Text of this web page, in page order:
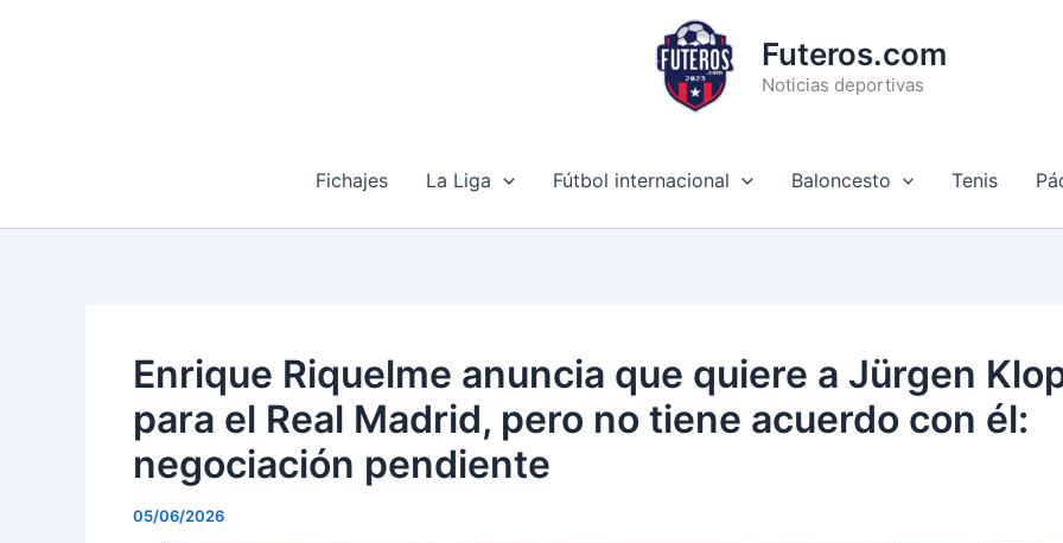
Futeros.com
Noticias deportivas
Fichajes La Liga Fútbol internacional Baloncesto Tenis
Enrique Riquelme anuncia que quiere a Jürgen
para el Real Madrid, pero no tiene acuerdo con él:
negociación pendiente
05/06/2026